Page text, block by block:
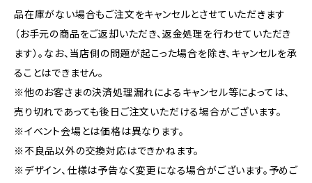
品在庫がない場合もご注文をキャンセルとさせていただきます
（お手元の商品をご返却いただき、返金処理を行わせていただき
ます）。なお、当店側の問題が起こった場合を除き、キャンセルを承
ることはできません。
※他のお客さまの決済処理漏れによるキャンセル等によっては、
売り切れであっても後日ご注文いただける場合がございます。
※イベント会場とは価格は異なります。
※不良品以外の交換対応はできかねます。
※デザイン、仕様は予告なく変更になる場合がございます。予めご